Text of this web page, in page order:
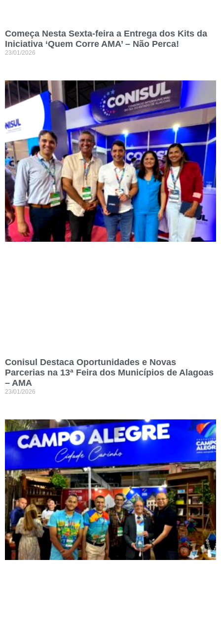
Começa Nesta Sexta-feira a Entrega dos Kits da
Iniciativa ‘Quem Corre AMA’ – Não Perca!
23/01/2026
Conisul Destaca Oportunidades e Novas
Parcerias na 13ª Feira dos Municípios de Alagoas
– AMA
23/01/2026